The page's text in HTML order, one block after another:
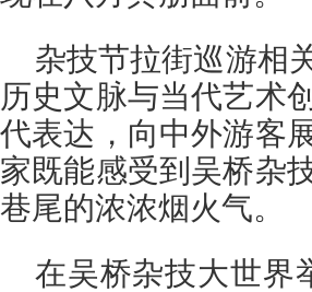
杂技节拉街巡游相
历史文脉与当代艺术
代表达，向中外游客
家既能感受到吴桥杂
巷尾的浓浓烟火气。
在吴桥杂技大世